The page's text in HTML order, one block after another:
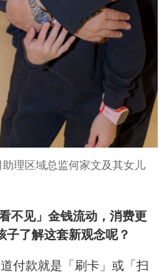
理区域总监何家文及其女儿
不见」金钱流动，消费更
子了解这套新观念呢？
付款就是「刷卡」或「扫